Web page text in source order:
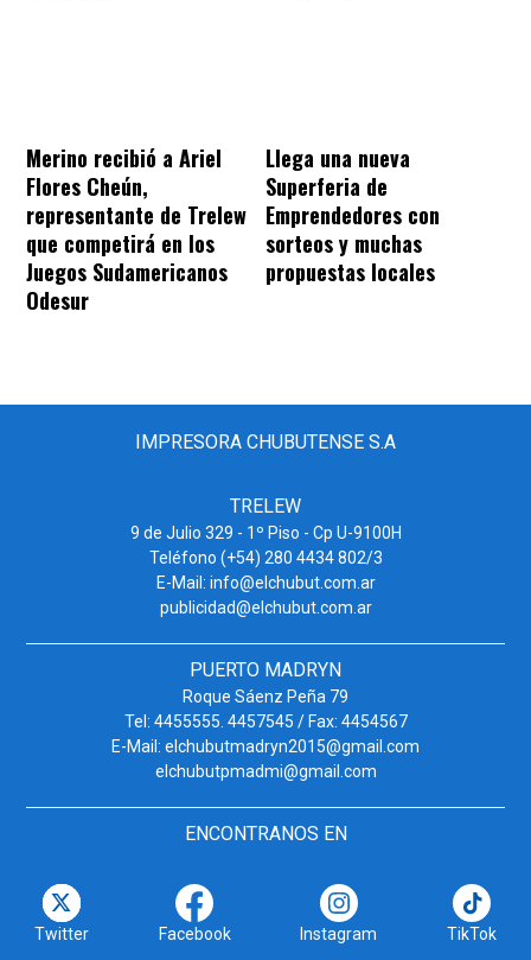
Merino recibió a Ariel
Flores Cheún,
representante de Trelew
que competirá en los
Juegos Sudamericanos
Odesur
Llega una nueva
Superferia de
Emprendedores con
sorteos y muchas
propuestas locales
IMPRESORA CHUBUTENSE S.A
TRELEW
9 de Julio 329 - 1º Piso - Cp U-9100H
Teléfono (+54) 280 4434 802/3
E-Mail: info@elchubut.com.ar
publicidad@elchubut.com.ar
PUERTO MADRYN
Roque Sáenz Peña 79
Tel: 4455555. 4457545 / Fax: 4454567
E-Mail: elchubutmadryn2015@gmail.com
elchubutpmadmi@gmail.com
ENCONTRANOS EN
Twitter Facebook Instagram TikTok